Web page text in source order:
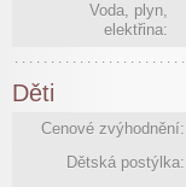
Voda, plyn,
elektřina:
Děti
Cenové zvýhodnění:
Dětská postýlka: